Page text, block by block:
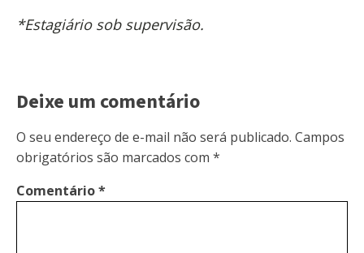
*Estagiário sob supervisão.
Deixe um comentário
O seu endereço de e-mail não será publicado. Campos
obrigatórios são marcados com *
Comentário*